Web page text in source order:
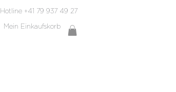
Hotline +41 79 937 49 27
Mein Einkaufskorb